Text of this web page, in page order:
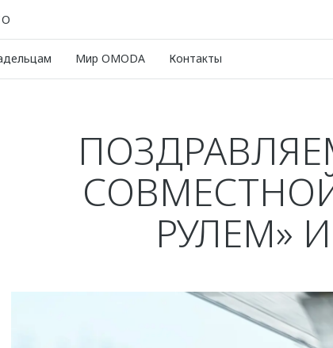
Мир OMODA Контакты
РУЛЕМ»